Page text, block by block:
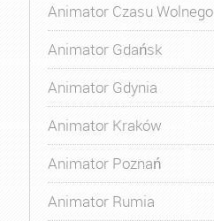
Animator Czasu Wolnego
Animator Gdańsk
Animator Gdynia
Animator Kraków
Animator Poznań
Animator Rumia